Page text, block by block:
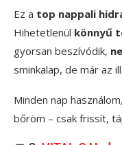
Ez a top nappali
Hihetetlenül könnyű
gyorsan beszívódik,
sminkalap, de már az
Minden nap
bőröm – csak frissít,